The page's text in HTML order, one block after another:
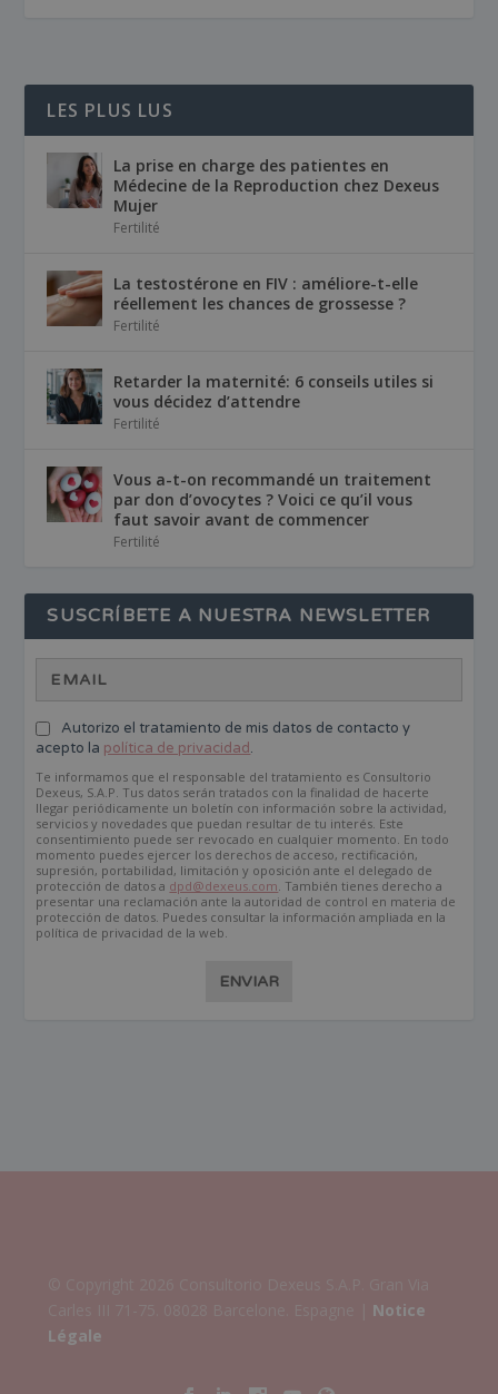
LES PLUS LUS
La prise en charge des patientes en
Médecine de la Reproduction chez Dexeus
Mujer
Fertilité
La testostérone en FIV : améliore-t-elle
réellement les chances de grossesse ?
Fertilité
Retarder la maternité: 6 conseils utiles si
vous décidez d’attendre
Fertilité
Vous a-t-on recommandé un traitement
par don d’ovocytes ? Voici ce qu’il vous
faut savoir avant de commencer
Fertilité
SUSCRÍBETE A NUESTRA NEWSLETTER
Autorizo el tratamiento de mis datos de contacto y
acepto la política de privacidad.
Te informamos que el responsable del tratamiento es Consultorio
Dexeus, S.A.P. Tus datos serán tratados con la finalidad de hacerte
llegar periódicamente un boletín con información sobre la actividad,
servicios y novedades que puedan resultar de tu interés. Este
consentimiento puede ser revocado en cualquier momento. En todo
momento puedes ejercer los derechos de acceso, rectificación,
supresión, portabilidad, limitación y oposición ante el delegado de
protección de datos a dpd@dexeus.com. También tienes derecho a
presentar una reclamación ante la autoridad de control en materia de
protección de datos. Puedes consultar la información ampliada en la
política de privacidad de la web.
ENVIAR
Notice
Légale